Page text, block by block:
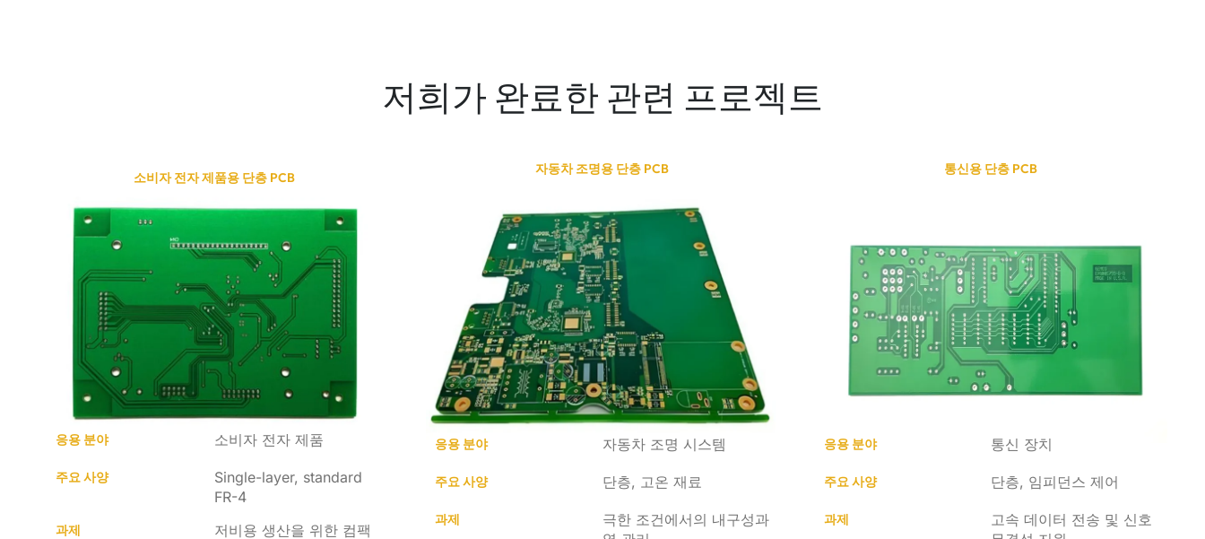
저희가 완료한 관련 프로젝트
소비자 전자 제품용 단층 PCB
응용 분야 소비자 전자 제품
주요 사양
Single-layer, standard
FR-4
과제 저비용 생산을 위한 컴팩
자동차 조명용 단층 PCB
응용 분야 자동차 조명 시스템
주요 사양 단층, 고온 재료
과제
극한 조건에서의 내구성과
통신용 단층 PCB
응용 분야 통신 장치
주요 사양 단층, 임피던스 제어
과제
고속 데이터 전송 및 신호